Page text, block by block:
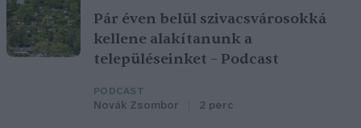
Pár éven belül szivacsvárosokká
kellene alakítanunk a
településeinket – Podcast
PODCAST
Novák Zsombor 2 perc